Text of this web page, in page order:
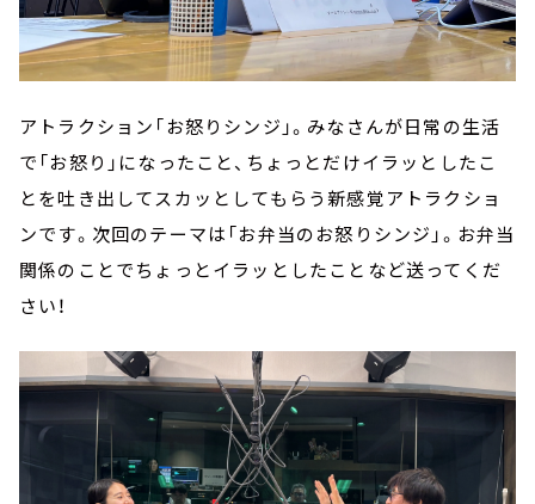
アトラクション「お怒りシンジ」。みなさんが日常の生活
で「お怒り」になったこと、ちょっとだけイラッとしたこ
とを吐き出してスカッとしてもらう新感覚アトラクショ
ンです。次回のテーマは「お弁当のお怒りシンジ」。お弁当
関係のことでちょっとイラッとしたことなど送ってくだ
さい！